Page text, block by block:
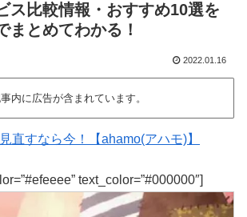
ス比較情報・おすすめ10選を
まとめてわかる！
2022.01.16
内に広告が含まれています。
直すなら今！【ahamo(アハモ)】
text_color=”#000000″]